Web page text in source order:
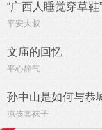
“广西人睡觉穿草鞋
平安大叔
文庙的回忆
平心静气
孙中山是如何与恭
凉孩套袜子